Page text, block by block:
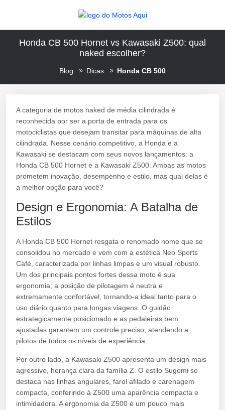
Honda CB 500 Hornet vs Kawasaki Z500: qual
naked escolher?
Blog Dicas Honda CB 500
A categoria de motos naked de média cilindrada é
reconhecida por ser a porta de entrada para os
motociclistas que desejam transitar para máquinas de alta
cilindrada. Nesse cenário competitivo, a Honda e a
Kawasaki se destacam com seus novos lançamentos: a
Honda CB 500 Hornet e a Kawasaki Z500. Ambas as motos
prometem inovação, desempenho e estilo, mas qual delas é
a melhor opção para você?
Design e Ergonomia: A Batalha de
Estilos
A Honda CB 500 Hornet resgata o renomado nome que se
consolidou no mercado e vem com a estética Neo Sports
Café, caracterizada por linhas limpas e um visual robusto.
Um dos principais pontos fortes dessa moto é sua
ergonomia; a posição de pilotagem é neutra e
extremamente confortável, tornando-a ideal tanto para o
uso diário quanto para longas viagens. O guidão
estrategicamente posicionado e as pedaleiras bem
ajustadas garantem um controle preciso, atendendo a
pilotos de todos os níveis de experiência.
Por outro lado, a Kawasaki Z500 apresenta um design mais
agressivo, herança clara da família Z. O estilo Sugomi se
destaca nas linhas angulares, farol afilado e carenagem
compacta, conferindo à Z500 uma aparência compacta e
intimidadora. A ergonomia da Z500 é um pouco mais